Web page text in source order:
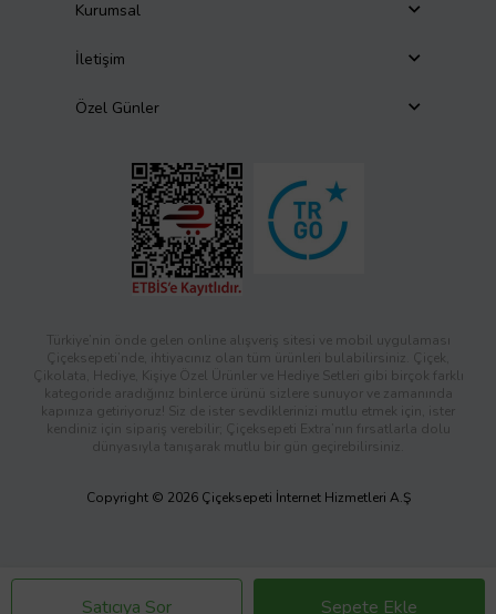
Satıcıya Sor Sepete Ekle
Kurumsal
İletişim
Özel Günler
Türkiye’nin önde gelen online alışveriş sitesi ve mobil uygulaması
Çiçeksepeti’nde, ihtiyacınız olan tüm ürünleri bulabilirsiniz. Çiçek,
Çikolata, Hediye, Kişiye Özel Ürünler ve Hediye Setleri gibi birçok farklı
kategoride aradığınız binlerce ürünü sizlere sunuyor ve zamanında
kapınıza getiriyoruz! Siz de ister sevdiklerinizi mutlu etmek için, ister
kendiniz için sipariş verebilir; Çiçeksepeti Extra’nın fırsatlarla dolu
dünyasıyla tanışarak mutlu bir gün geçirebilirsiniz.
Copyright © 2026 Çiçeksepeti İnternet Hizmetleri A.Ş